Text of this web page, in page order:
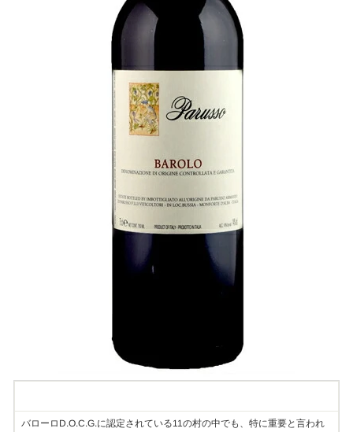
バローロD.O.C.G.に認定されている11の村の中でも、特に重要と言われ